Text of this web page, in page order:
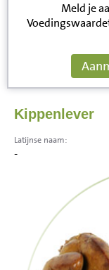
Meld je
Kippenlever
Latijnse naam:
-